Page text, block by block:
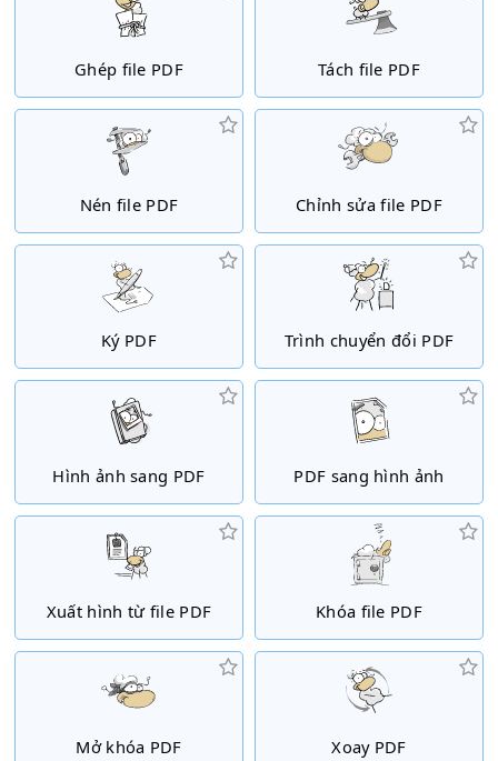
Ghép file PDF Tách file PDF
Nén file PDF Chỉnh sửa file PDF
Ký PDF Trình chuyển đổi PDF
Hình ảnh sang PDF PDF sang hình ảnh
Xuất hình từ file PDF Khóa file PDF
Mở khóa PDF Xoay PDF